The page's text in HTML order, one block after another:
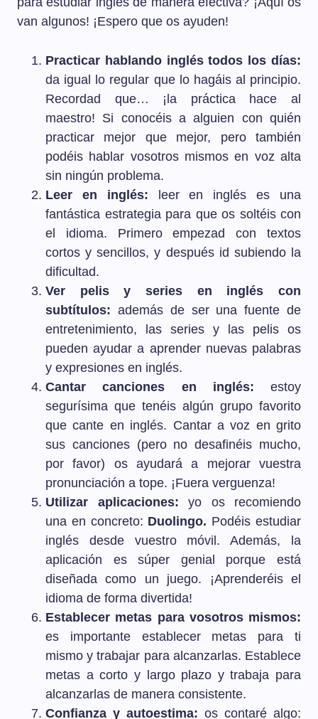
van algunos! ¡Espero que os ayuden!
Practicar hablando inglés todos los días:
da igual lo regular que lo hagáis al principio.
Recordad que… ¡la práctica hace al
maestro! Si conocéis a alguien con quién
practicar mejor que mejor, pero también
podéis hablar vosotros mismos en voz alta
sin ningún problema.
Leer en inglés: leer en inglés es una
fantástica estrategia para que os soltéis con
el idioma. Primero empezad con textos
cortos y sencillos, y después id subiendo la
dificultad.
Ver pelis y series en inglés con
subtítulos: además de ser una fuente de
entretenimiento, las series y las pelis os
pueden ayudar a aprender nuevas palabras
y expresiones en inglés.
Cantar canciones en inglés: estoy
segurísima que tenéis algún grupo favorito
que cante en inglés. Cantar a voz en grito
sus canciones (pero no desafinéis mucho,
por favor) os ayudará a mejorar vuestra
pronunciación a tope. ¡Fuera verguenza!
Utilizar aplicaciones: yo os recomiendo
una en concreto: Duolingo. Podéis estudiar
inglés desde vuestro móvil. Además, la
aplicación es súper genial porque está
diseñada como un juego. ¡Aprenderéis el
idioma de forma divertida!
Establecer metas para vosotros mismos:
es importante establecer metas para ti
mismo y trabajar para alcanzarlas. Establece
metas a corto y largo plazo y trabaja para
alcanzarlas de manera consistente.
Confianza y autoestima: os contaré algo: